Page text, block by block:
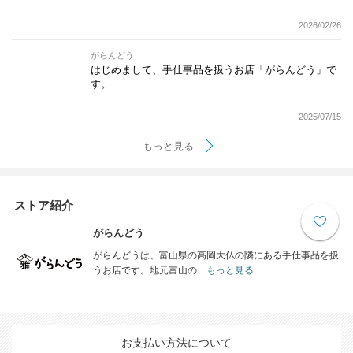
2026/02/26
がらんどう
はじめまして、手仕事品を扱うお店「がらんどう」で
す。
2025/07/15
もっと見る
ストア紹介
がらんどう
がらんどうは、富山県の高岡大仏の隣にある手仕事品を扱
うお店です。地元富山の...もっと見る
お支払い方法について